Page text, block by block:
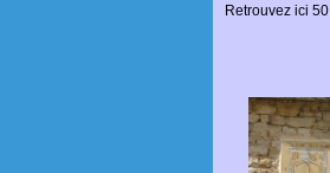
Retrouvez ici 50